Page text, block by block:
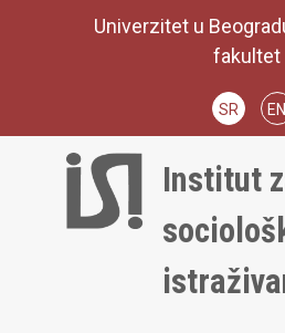
Univerzitet u
fakultet
SR EN
Institut